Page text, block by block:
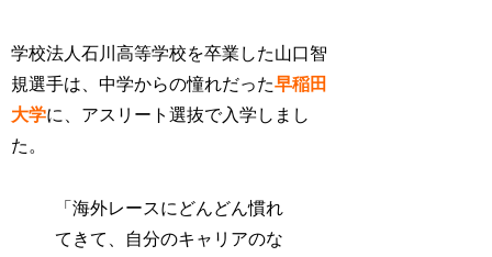
学校法人石川高等学校を卒業した山口智
規選手は、中学からの憧れだった早稲田
大学に、アスリート選抜で入学しまし
た。
「海外レースにどんどん慣れ
てきて、自分のキャリアのな